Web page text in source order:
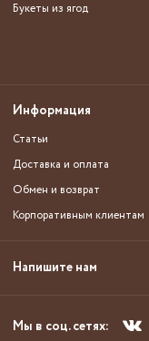
Букеты из ягод
Информация
Статьи
Доставка и оплата
Обмен и возврат
Корпоративным клиентам
Напишите нам
Мы в соц. сетях: